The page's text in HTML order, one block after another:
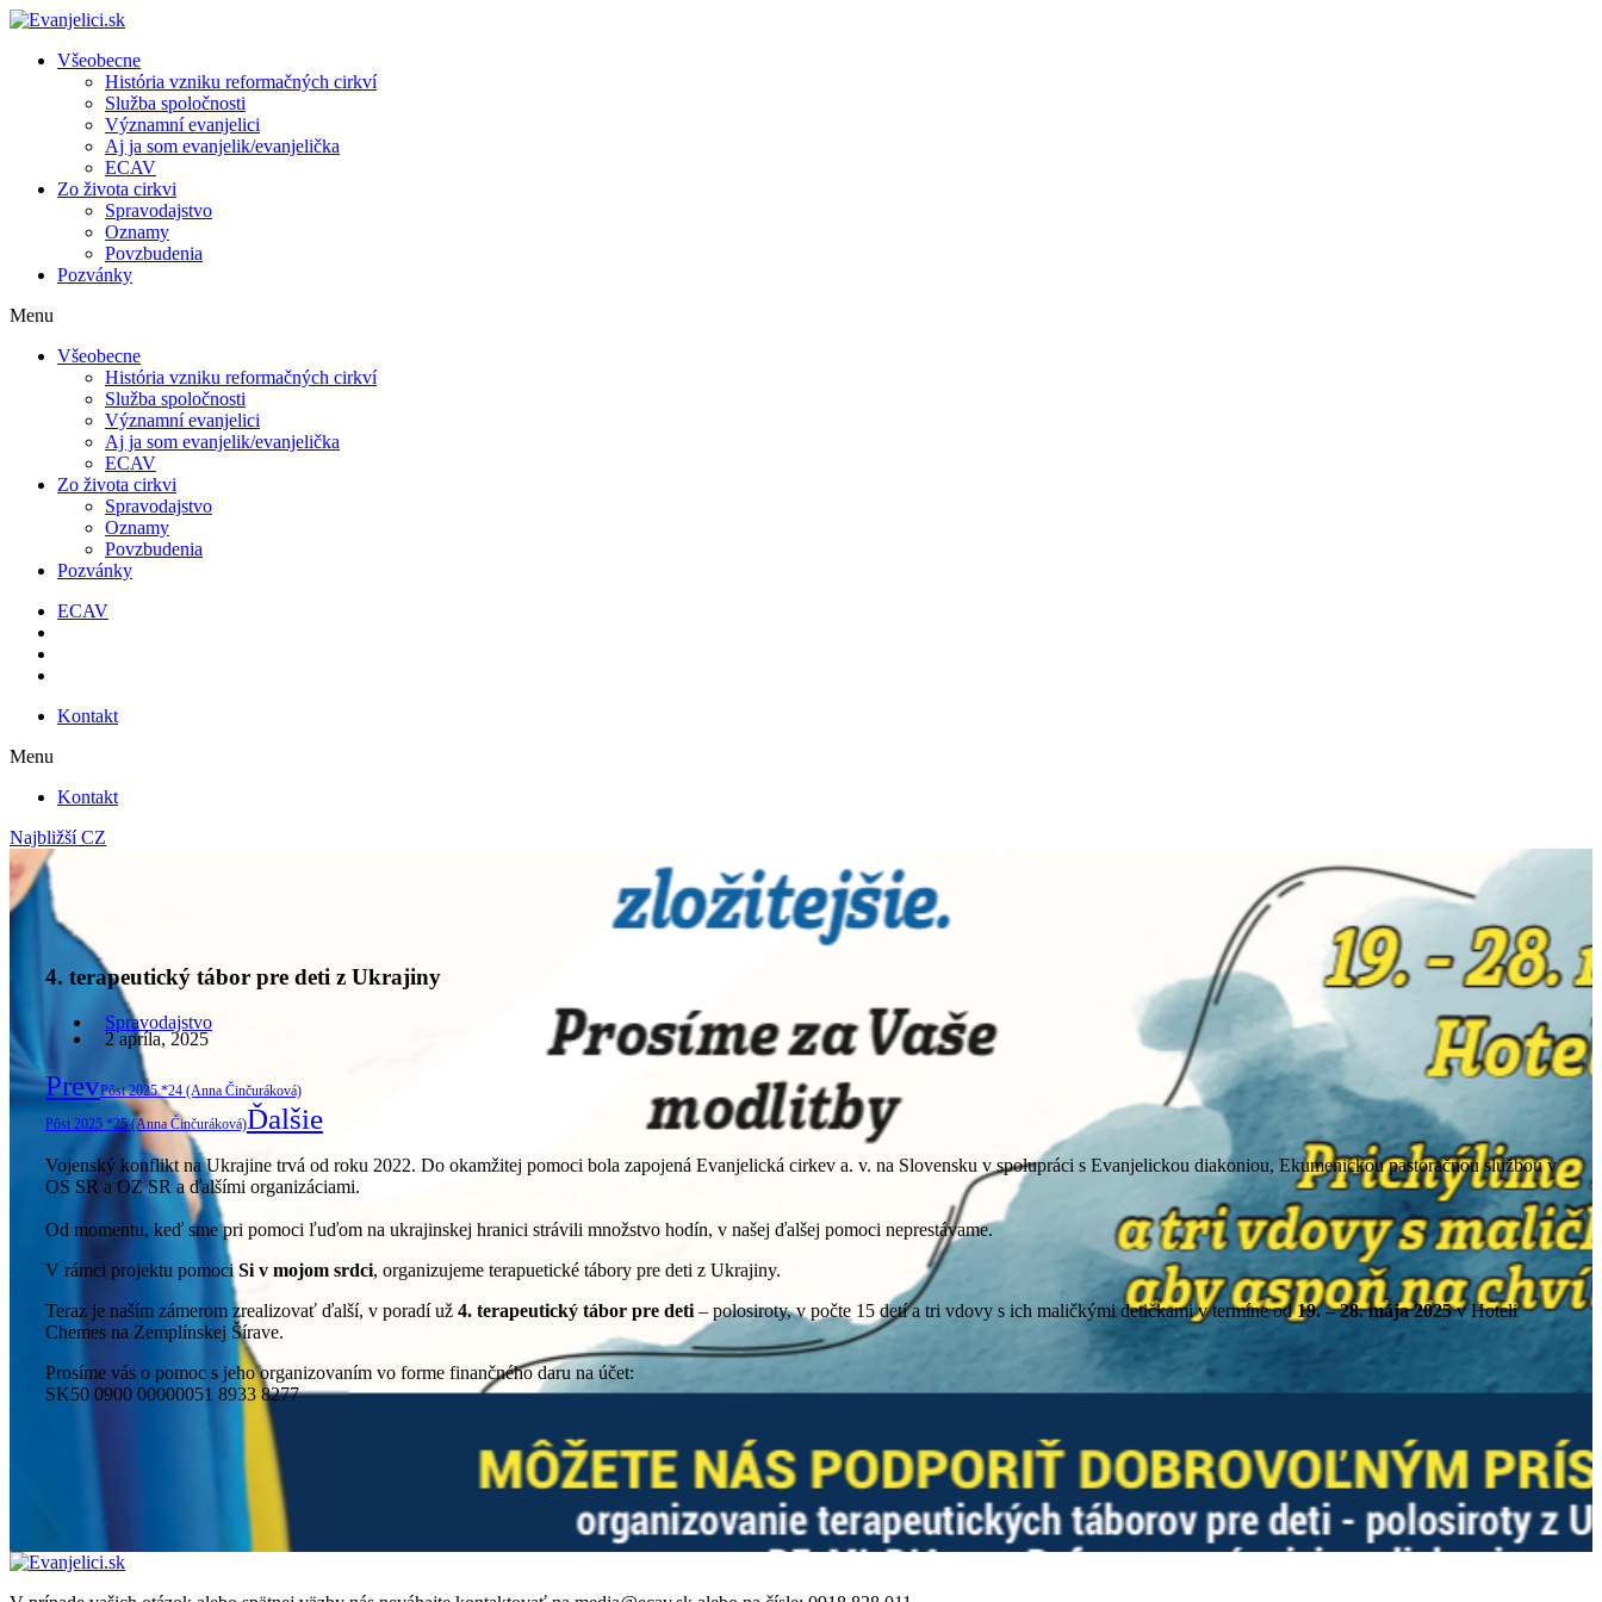
Všeobecne
História vzniku reformačných cirkví
Služba spoločnosti
Významní evanjelici
Aj ja som evanjelik/evanjelička
ECAV
Zo života cirkvi
Spravodajstvo
Oznamy
Povzbudenia
Pozvánky
Menu
Všeobecne
História vzniku reformačných cirkví
Služba spoločnosti
Významní evanjelici
Aj ja som evanjelik/evanjelička
ECAV
Zo života cirkvi
Spravodajstvo
Oznamy
Povzbudenia
Pozvánky
ECAV
Kontakt
Menu
Kontakt
Najbližší CZ
4. terapeutický tábor pre deti z Ukrajiny
Spravodajstvo
2 apríla, 2025
PrevPôst 2025 *24 (Anna Činčuráková)
Pôst 2025 *25 (Anna Činčuráková)Ďalšie
Vojenský konflikt na Ukrajine trvá od roku 2022. Do okamžitej pomoci bola zapojená Evanjelická cirkev a. v. na Slovensku v spolupráci s Evanjelickou diakoniou, Ekumenickou pastoračnou službou v
OS SR a OZ SR a ďalšími organizáciami.
Od momentu, keď sme pri pomoci ľuďom na ukrajinskej hranici strávili množstvo hodín, v našej ďalšej pomoci neprestávame.
V rámci projektu pomociSi v mojom srdci, organizujeme terapuetické tábory pre deti z Ukrajiny.
Teraz je naším zámerom zrealizovať ďalší, v poradí už 4. terapeutický tábor pre deti– polosiroty, v počte 15 detí a tri vdovy s ich maličkými detičkami v termíne od19. – 28. mája 2025v Hoteli
Chemes na Zemplínskej Šírave.
Prosíme vás o pomoc s jeho organizovaním vo forme finančného daru na účet:
SK50 0900 00000051 8933 8277